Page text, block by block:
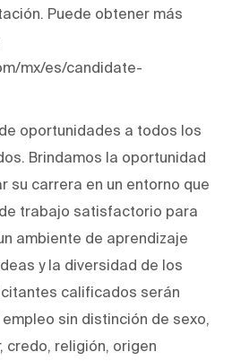
Puede obtener más
mx/es/candidate-
oportunidades a todos los
Brindamos la oportunidad
su carrera en un entorno que
trabajo satisfactorio para
ambiente de aprendizaje
y la diversidad de los
calificados serán
sin distinción de sexo,
credo, religión, origen